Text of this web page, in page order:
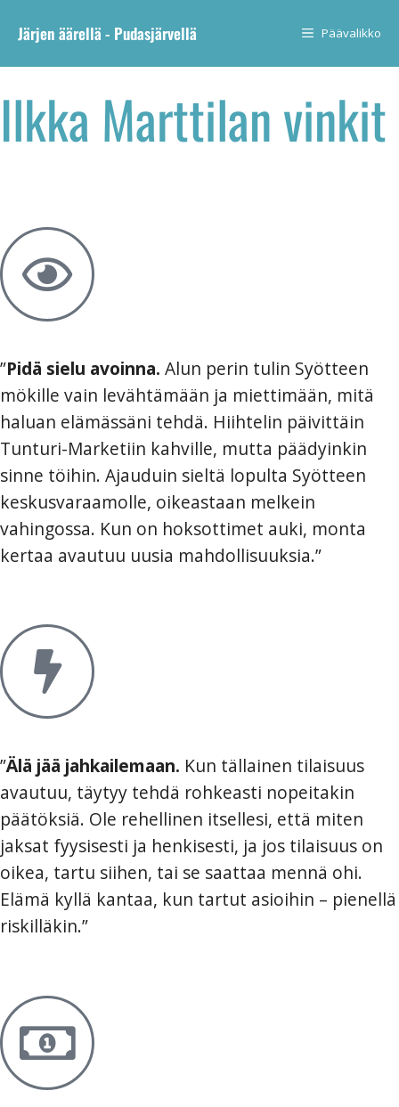
Järjen äärellä - Pudasjärvellä Päävalikko
Ilkka Marttilan vinkit
”Pidä sielu avoinna. Alun perin tulin Syötteen
mökille vain levähtämään ja miettimään, mitä
haluan elämässäni tehdä. Hiihtelin päivittäin
Tunturi-Marketiin kahville, mutta päädyinkin
sinne töihin. Ajauduin sieltä lopulta Syötteen
keskusvaraamolle, oikeastaan melkein
vahingossa. Kun on hoksottimet auki, monta
kertaa avautuu uusia mahdollisuuksia.”
”Älä jää jahkailemaan. Kun tällainen tilaisuus
avautuu, täytyy tehdä rohkeasti nopeitakin
päätöksiä. Ole rehellinen itsellesi, että miten
jaksat fyysisesti ja henkisesti, ja jos tilaisuus on
oikea, tartu siihen, tai se saattaa mennä ohi.
Elämä kyllä kantaa, kun tartut asioihin – pienellä
riskilläkin.”